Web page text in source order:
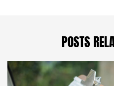
POSTS